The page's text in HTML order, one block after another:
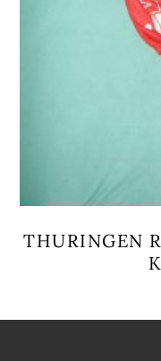
THURINGEN